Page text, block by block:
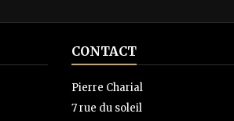
CONTACT
Pierre Charial
7 rue du soleil